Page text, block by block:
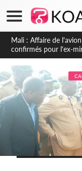
Nigeria : Le Togo et le
produits de la